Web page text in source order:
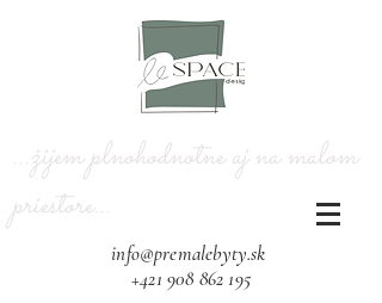
...žijem plnohodnotne aj na malom
priestore...​
info@premalebyty.sk
+421 908 862 195